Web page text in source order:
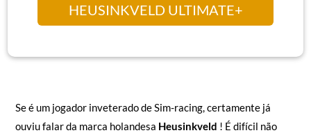
HEUSINKVELD ULTIMATE+
Se é um jogador inveterado de Sim-racing, certamente já
ouviu falar da marca holandesa Heusinkveld ! É difícil não